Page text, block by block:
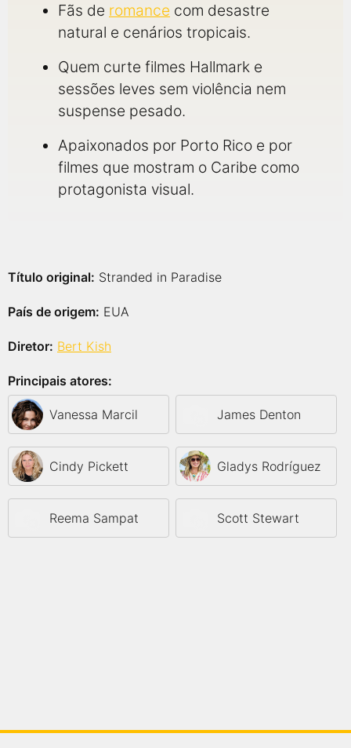
Fãs de romance com desastre
natural e cenários tropicais.
Quem curte filmes Hallmark e
sessões leves sem violência nem
suspense pesado.
Apaixonados por Porto Rico e por
filmes que mostram o Caribe como
protagonista visual.
Título original: Stranded in Paradise
País de origem: EUA
Diretor: Bert Kish
Principais atores:
Vanessa Marcil James Denton
Cindy Pickett Gladys Rodríguez
Reema Sampat Scott Stewart